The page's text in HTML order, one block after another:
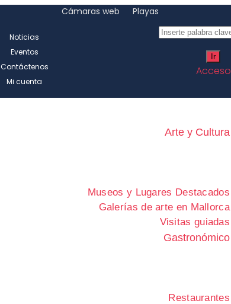
Noticias
Eventos
Contáctenos
Mi cuenta
Cámaras web Playas
Acceso
Arte y Cultura
Museos y Lugares Destacados
Galerías de arte en Mallorca
Visitas guiadas
Gastronómico
Restaurantes